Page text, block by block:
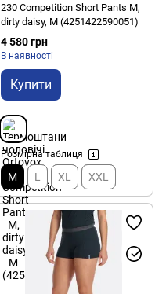
230 Competition Short Pants M,
dirty daisy, M (4251422590051)
4 580 грн
В наявності
Купити
Розмірна таблиця
M L XL XXL